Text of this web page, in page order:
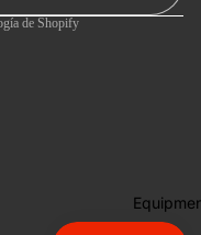
Blues
Cassette
de Shopify